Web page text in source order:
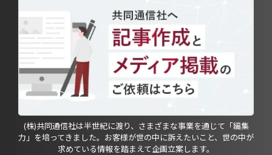
(株)共同通信社は半世紀に渡り、さまざまな事業を通じて「編集
力」を培ってきました。お客様が世の中に訴えたいこと、世の中が
求めている情報を踏まえて企画立案します。